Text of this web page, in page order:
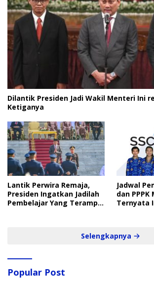
Dilantik Presiden Jadi Wakil Menteri Ini
Ketiganya
Lantik Perwira Remaja,
Presiden Ingatkan Jadilah
Pembelajar Yang Terampil
Jadwal
dan PPPK
Ternyata
Selengkapnya
Popular Post